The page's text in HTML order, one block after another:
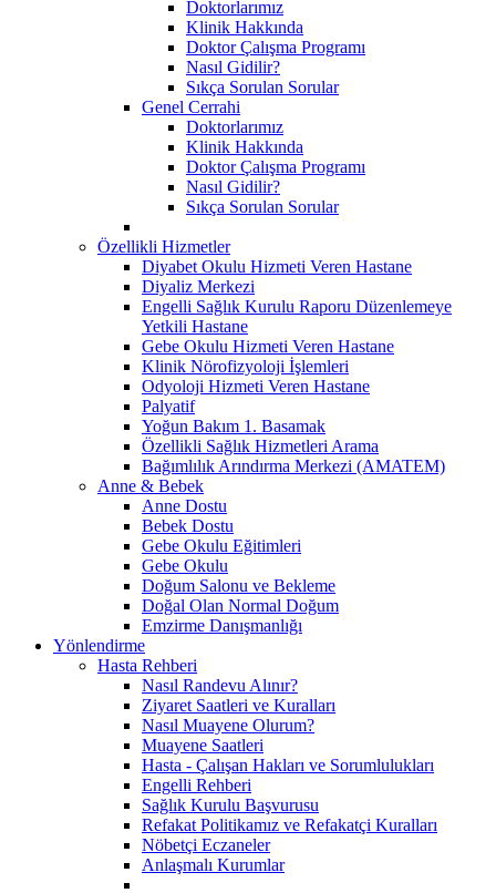
Doktorlarımız
Klinik Hakkında
Doktor Çalışma Programı
Nasıl Gidilir?
Sıkça Sorulan Sorular
Genel Cerrahi
Doktorlarımız
Klinik Hakkında
Doktor Çalışma Programı
Nasıl Gidilir?
Sıkça Sorulan Sorular
Özellikli Hizmetler
Diyabet Okulu Hizmeti Veren Hastane
Diyaliz Merkezi
Engelli Sağlık Kurulu Raporu Düzenlemeye
Yetkili Hastane
Gebe Okulu Hizmeti Veren Hastane
Klinik Nörofizyoloji İşlemleri
Odyoloji Hizmeti Veren Hastane
Palyatif
Yoğun Bakım 1. Basamak
Özellikli Sağlık Hizmetleri Arama
Bağımlılık Arındırma Merkezi (AMATEM)
Anne & Bebek
Anne Dostu
Bebek Dostu
Gebe Okulu Eğitimleri
Gebe Okulu
Doğum Salonu ve Bekleme
Doğal Olan Normal Doğum
Emzirme Danışmanlığı
Yönlendirme
Hasta Rehberi
Nasıl Randevu Alınır?
Ziyaret Saatleri ve Kuralları
Nasıl Muayene Olurum?
Muayene Saatleri
Hasta - Çalışan Hakları ve Sorumlulukları
Engelli Rehberi
Sağlık Kurulu Başvurusu
Refakat Politikamız ve Refakatçi Kuralları
Nöbetçi Eczaneler
Anlaşmalı Kurumlar